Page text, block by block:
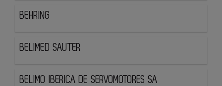
BEHRING
BELIMED SAUTER
BELIMO IBERICA DE SERVOMOTORES SA